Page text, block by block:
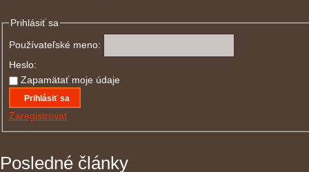
Prihlásiť sa
Používateľské meno:
Heslo:
Zapamätať moje údaje
Prihlásiť sa
Zaregistrovať
Posledné články